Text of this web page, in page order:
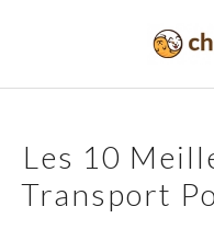
Les 10
Transport